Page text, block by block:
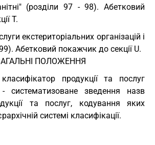
(розділи 97 - 98). Абетковий
T.
екстериторіальних організацій і
Абетковий покажчик до секції U.
ПОЛОЖЕННЯ
продукції та послуг
зведення назв
та послуг, кодування яких
системі класифікації.